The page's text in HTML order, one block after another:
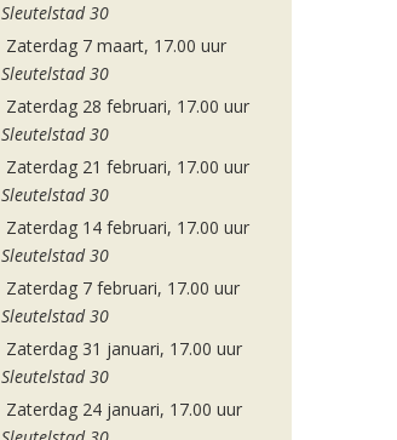
Sleutelstad 30
Zaterdag 7 maart, 17.00 uur
Sleutelstad 30
Zaterdag 28 februari, 17.00 uur
Sleutelstad 30
Zaterdag 21 februari, 17.00 uur
Sleutelstad 30
Zaterdag 14 februari, 17.00 uur
Sleutelstad 30
Zaterdag 7 februari, 17.00 uur
Sleutelstad 30
Zaterdag 31 januari, 17.00 uur
Sleutelstad 30
Zaterdag 24 januari, 17.00 uur